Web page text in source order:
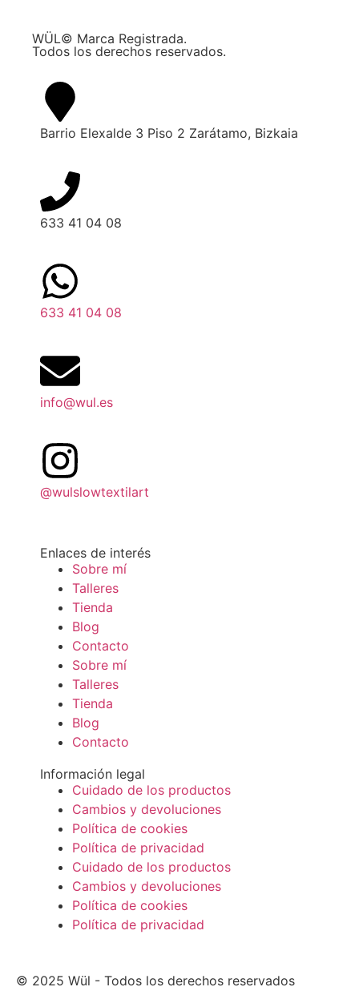
WÜL© Marca Registrada.
Todos los derechos reservados.
Barrio Elexalde 3 Piso 2 Zarátamo, Bizkaia
633 41 04 08
633 41 04 08
info@wul.es
@wulslowtextilart
Enlaces de interés
Sobre mí
Talleres
Tienda
Blog
Contacto
Sobre mí
Talleres
Tienda
Blog
Contacto
Información legal
Cuidado de los productos
Cambios y devoluciones
Política de cookies
Política de privacidad
Cuidado de los productos
Cambios y devoluciones
Política de cookies
Política de privacidad
© 2025 Wül - Todos los derechos reservados